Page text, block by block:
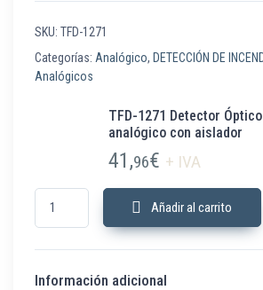
SKU: TFD-1271
Categorías: Analógico, DETECCIÓN DE
Analógicos
TFD-1271 Detector
analógico con aislador
41,96€ + IVA
TFD-1271 Detector Óptico-Térmico
Añadir al carrito
Información adicional